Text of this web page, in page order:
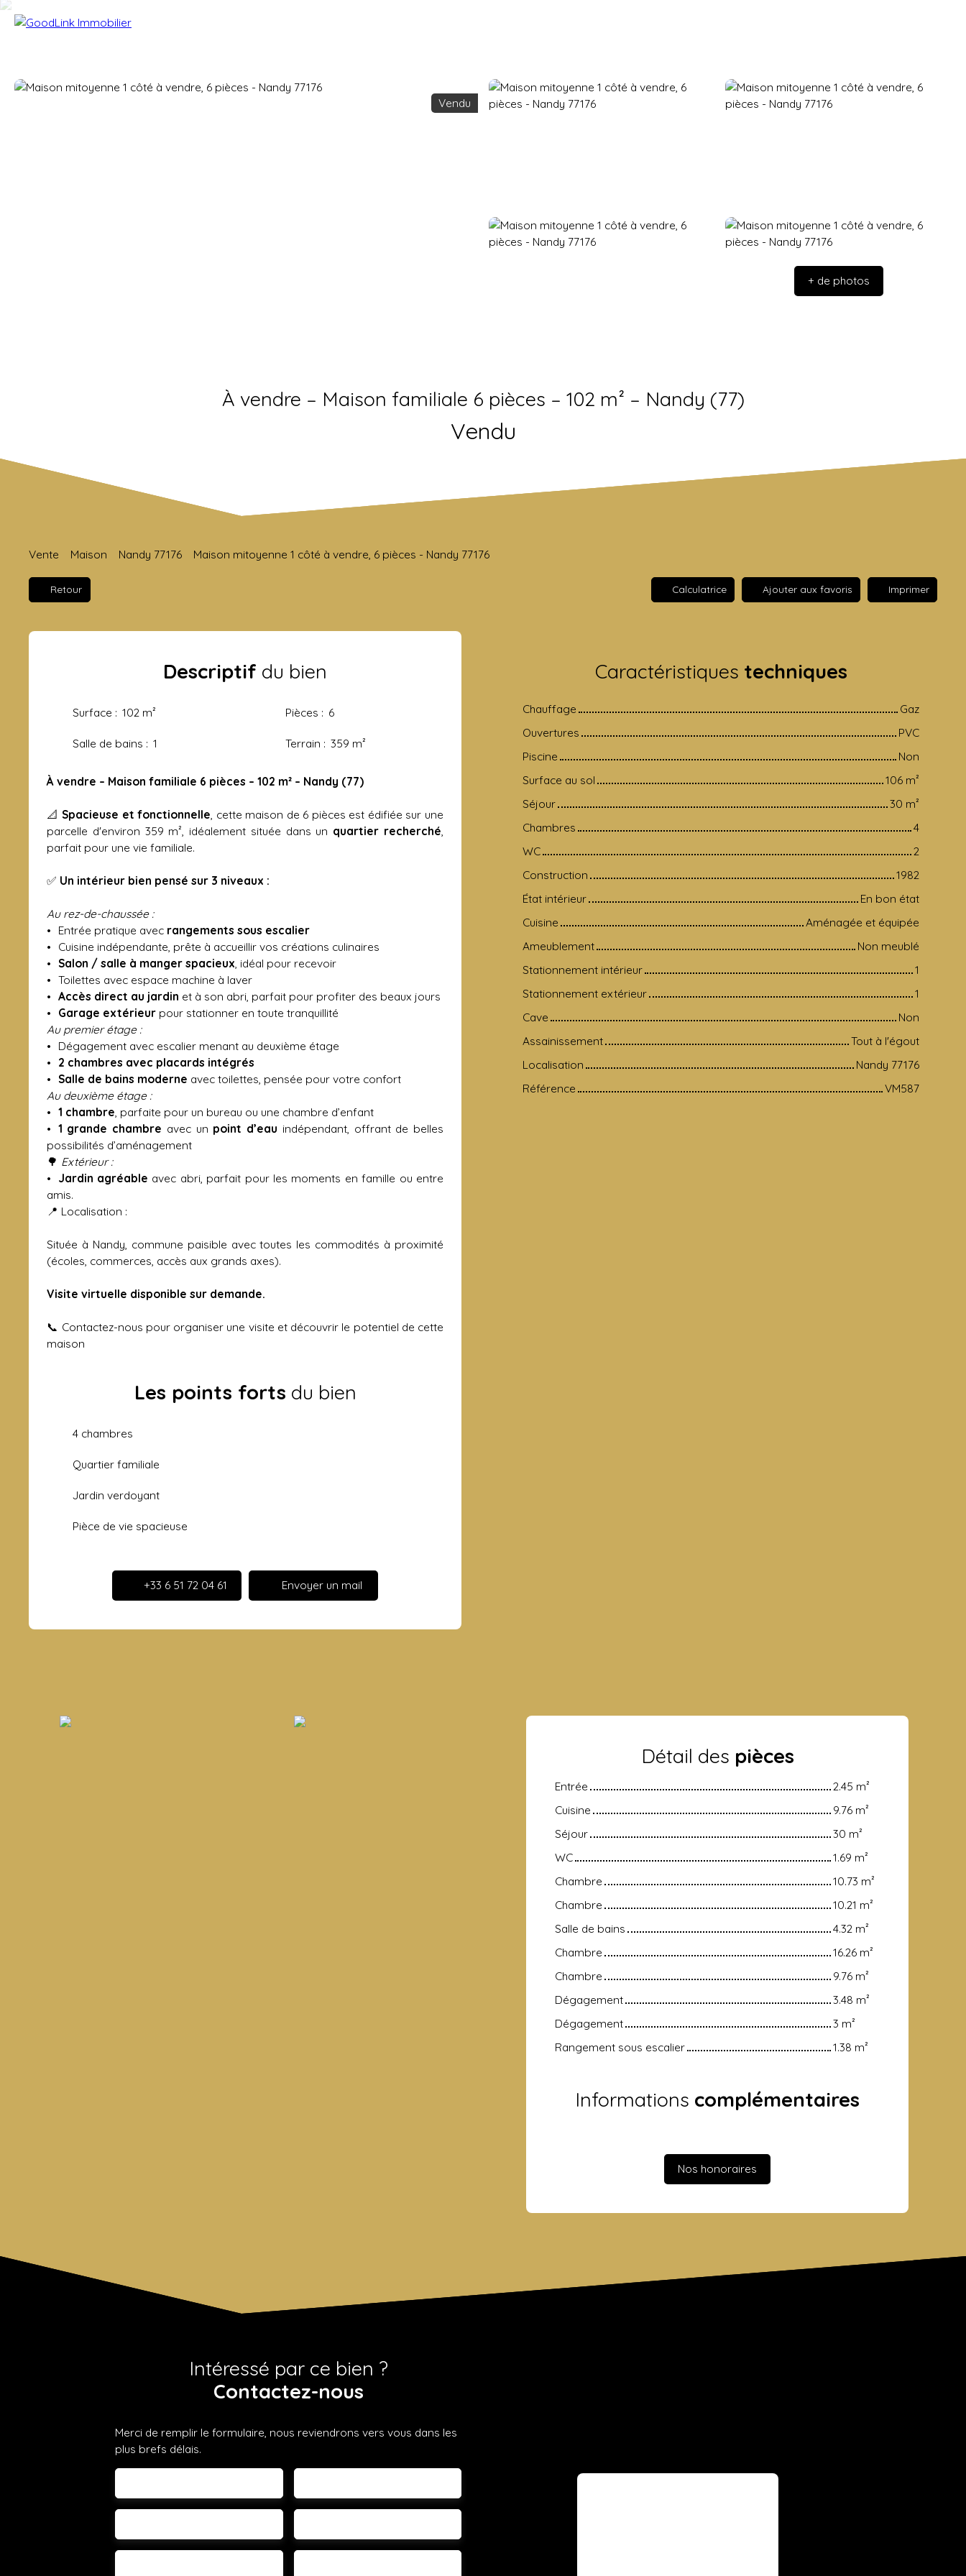
Vendu
+ de photos
À vendre – Maison familiale 6 pièces – 102 m² – Nandy (77)
Vendu
Vente Maison Nandy 77176 Maison mitoyenne 1 côté à vendre, 6 pièces - Nandy 77176
Retour Calculatrice Ajouter aux favoris Imprimer
Descriptif du bien
Surface : 102 m² Pièces : 6
Salle de bains : 1 Terrain : 359 m²
À vendre – Maison familiale 6 pièces – 102 m² – Nandy (77)
📐 Spacieuse et fonctionnelle , cette maison de 6 pièces est édifiée sur une
parcelle d'environ 359 m², idéalement située dans un quartier recherché
parfait pour une vie familiale.
✅ Un intérieur bien pensé sur 3 niveaux :
Au rez-de-chaussée :
Entrée pratique avec rangements sous escalier
Cuisine indépendante, prête à accueillir vos créations culinaires
Salon / salle à manger spacieux , idéal pour recevoir
Toilettes avec espace machine à laver
Accès direct au jardin et à son abri, parfait pour profiter des beaux jours
Garage extérieurpour stationner en toute tranquillité
Au premier étage :
Dégagement avec escalier menant au deuxième étage
2 chambres avec placards intégrés
Salle de bains moderne avec toilettes, pensée pour votre confort
Au deuxième étage :
1 chambre , parfaite pour un bureau ou une chambre d’enfant
1 grande chambre avec un point d’eau indépendant, offrant de belles
possibilités d’aménagement
🌳 Extérieur :
Jardin agréable avec abri, parfait pour les moments en famille ou entre
amis.
📍 Localisation :
Située à Nandy, commune paisible avec toutes les commodités à proximité
(écoles, commerces, accès aux grands axes).
Visite virtuelle disponible sur demande.
📞 Contactez-nous pour organiser une visite et découvrir le potentiel de cette
maison
Les points forts du bien
4 chambres
Quartier familiale
Jardin verdoyant
Pièce de vie spacieuse
+33 6 51 72 04 61 Envoyer un mail
Caractéristiques techniques
Chauffage
Gaz
Ouvertures
PVC
Piscine
Non
Surface au sol
106 m²
Séjour
30 m²
Chambres
4
WC
2
Construction
1982
État intérieur
En bon état
Cuisine
Aménagée et équipée
Ameublement
Non meublé
Stationnement intérieur
1
Stationnement extérieur
1
Cave
Non
Assainissement
Tout à l'égout
Localisation
Nandy 77176
Référence
VM587
Détail des pièces
Entrée
2.45 m²
Cuisine
9.76 m²
Séjour
30 m²
WC
1.69 m²
Chambre
10.73 m²
Chambre
10.21 m²
Salle de bains
4.32 m²
Chambre
16.26 m²
Chambre
9.76 m²
Dégagement
3.48 m²
Dégagement
3 m²
Rangement sous escalier
1.38 m²
Informations complémentaires
Nos honoraires
Intéressé par ce bien ?
Contactez-nous
Merci de remplir le formulaire, nous reviendrons vers vous dans les
plus brefs délais.